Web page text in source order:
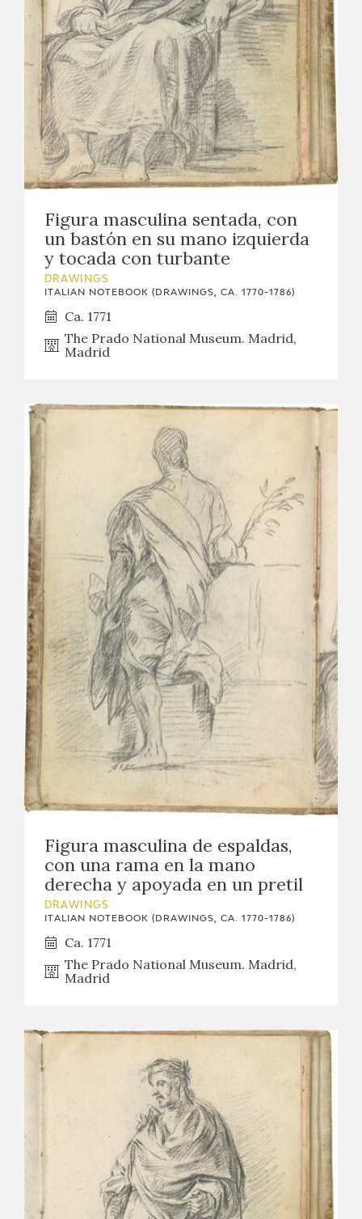
Figura masculina sentada, con
un bastón en su mano izquierda
y tocada con turbante
DRAWINGS
ITALIAN NOTEBOOK (DRAWINGS, CA. 1770-1786)
Ca. 1771
The Prado National Museum. Madrid,
Madrid
Figura masculina de espaldas,
con una rama en la mano
derecha y apoyada en un pretil
DRAWINGS
ITALIAN NOTEBOOK (DRAWINGS, CA. 1770-1786)
Ca. 1771
The Prado National Museum. Madrid,
Madrid